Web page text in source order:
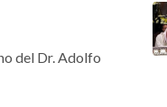
del Dr. Adolfo